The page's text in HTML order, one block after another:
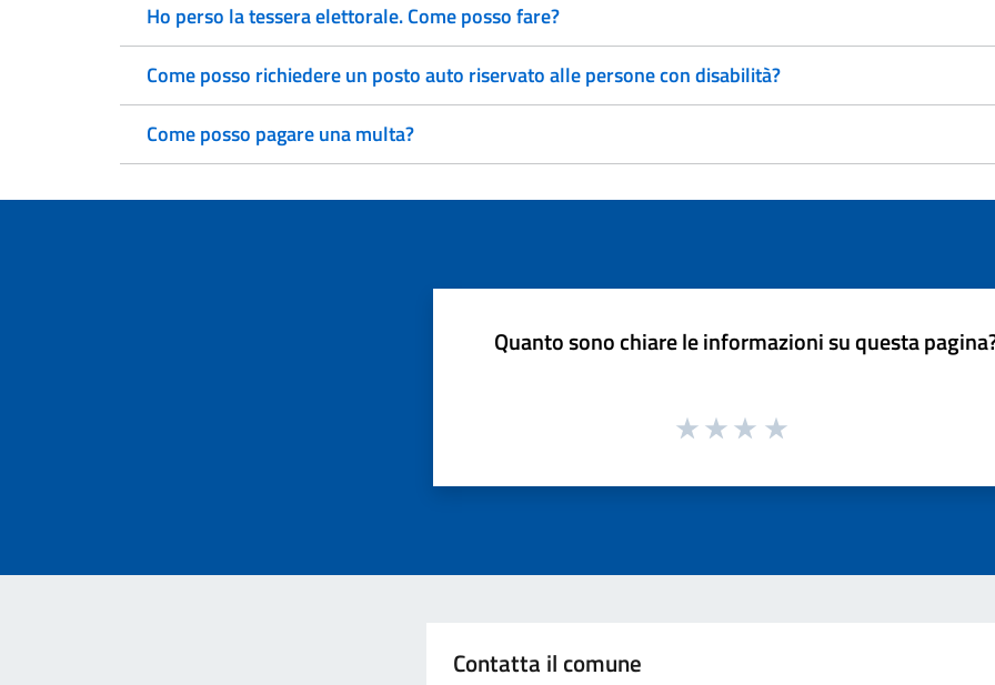
Ho perso la tessera elettorale. Come posso fare?
Come posso richiedere un posto auto riservato alle persone con disabilità?
Come posso pagare una multa?
Quanto sono chiare le informazioni su questa
Contatta il comune